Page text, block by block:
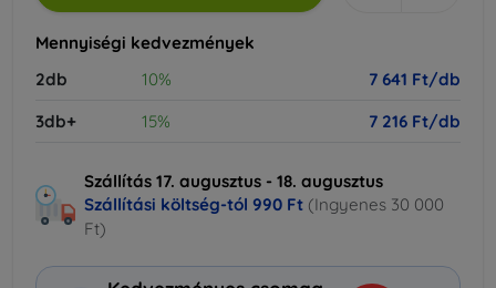
Mennyiségi kedvezmények
2db
10%
7 641 Ft/db
3db+
15% 7 216 Ft/db
Szállítás 17. augusztus - 18. augusztus
Szállítási költség-tól 990 Ft (Ingyenes 30 000
Ft)